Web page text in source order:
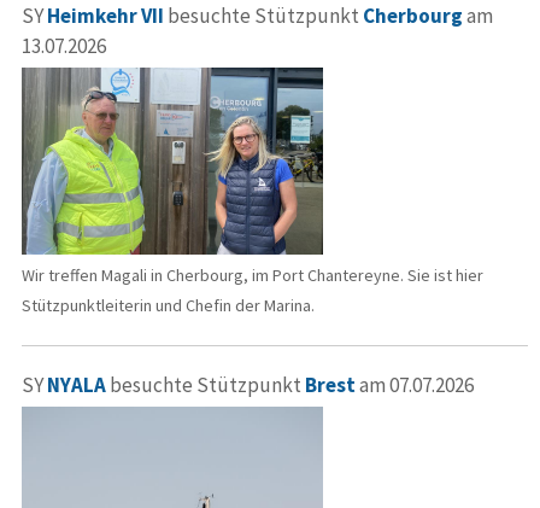
SYHeimkehr VII besuchte Stützpunkt Cherbourgam
13.07.2026
Wir treffen Magali in Cherbourg, im Port Chantereyne. Sie ist hier
Stützpunktleiterin und Chefin der Marina.
SYNYALAbesuchte Stützpunkt Brestam 07.07.2026